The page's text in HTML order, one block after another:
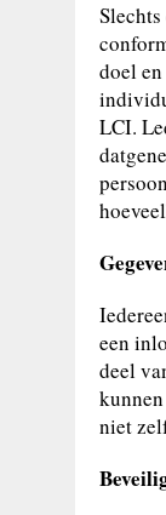
doel
LCI.
een
deel
niet